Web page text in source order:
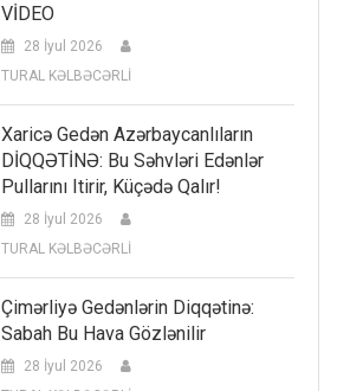
VİDEO
28 İyul 2026
TURAL KƏLBƏCƏRLİ
Xaricə Gedən Azərbaycanlıların
DİQQƏTİNƏ: Bu Səhvləri Edənlər
Pullarını Itirir, Küçədə Qalır!
28 İyul 2026
TURAL KƏLBƏCƏRLİ
Çimərliyə Gedənlərin Diqqətinə:
Sabah Bu Hava Gözlənilir
28 İyul 2026